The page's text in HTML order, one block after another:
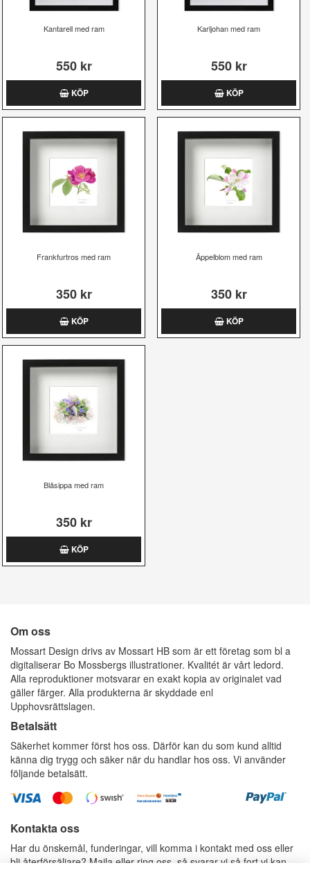
Kantarell med ram
550 kr
KÖP
Karljohan med ram
550 kr
KÖP
Frankfurtros med ram
350 kr
KÖP
Äppelblom med ram
350 kr
KÖP
Blåsippa med ram
350 kr
KÖP
Om oss
Mossart Design drivs av Mossart HB som är ett företag som bl a
digitaliserar Bo Mossbergs illustrationer. Kvalitét är vårt ledord.
Alla reproduktioner motsvarar en exakt kopia av originalet vad
gäller färger. Alla produkterna är skyddade enl
Upphovsrättslagen.
Betalsätt
Säkerhet kommer först hos oss. Därför kan du som kund alltid
känna dig trygg och säker när du handlar hos oss. Vi använder
följande betalsätt.
Kontakta oss
Har du önskemål, funderingar, vill komma i kontakt med oss eller
bli återförsäljare? Maila eller ring oss, så svarar vi så fort vi kan.